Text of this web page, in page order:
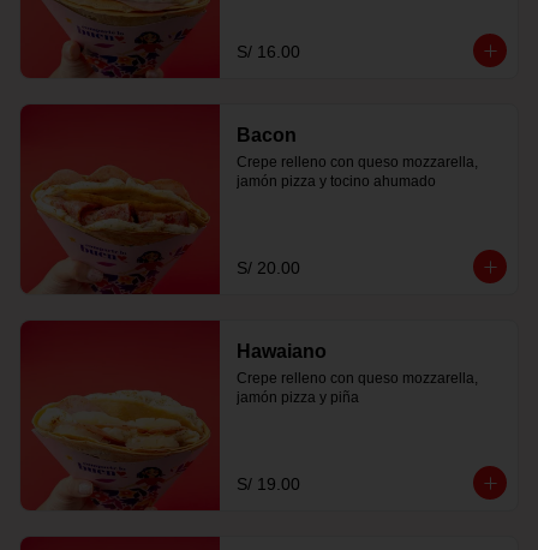
S/ 16.00
Bacon
Crepe relleno con queso mozzarella,
jamón pizza y tocino ahumado
S/ 20.00
Hawaiano
Crepe relleno con queso mozzarella,
jamón pizza y piña
S/ 19.00